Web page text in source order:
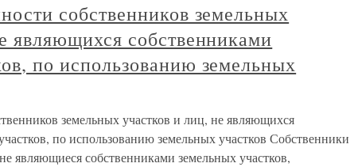
собственников земельных
являющихся собственниками
по использованию земельных
земельных участков и лиц, не являющихся
по использованию земельных участков Собственники
являющиеся собственниками земельных участков,